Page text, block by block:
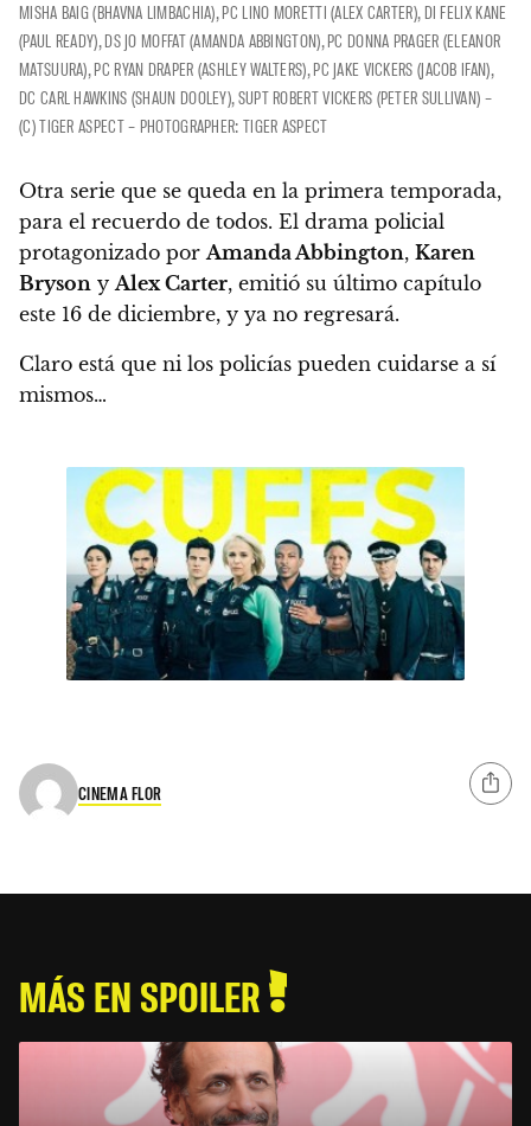
MISHA BAIG (BHAVNA LIMBACHIA), PC LINO MORETTI (ALEX CARTER), DI FELIX KANE
(PAUL READY), DS JO MOFFAT (AMANDA ABBINGTON), PC DONNA PRAGER (ELEANOR
MATSUURA), PC RYAN DRAPER (ASHLEY WALTERS), PC JAKE VICKERS (JACOB IFAN),
DC CARL HAWKINS (SHAUN DOOLEY), SUPT ROBERT VICKERS (PETER SULLIVAN) –
(C) TIGER ASPECT – PHOTOGRAPHER: TIGER ASPECT
Otra serie que se queda en la primera temporada,
para el recuerdo de todos. El drama policial
protagonizado porAmanda Abbington, Karen
Bryson yAlex Carter, emitió su último capítulo
este 16 de diciembre, y ya no regresará.
Claro está que ni los policías pueden cuidarse a sí
mismos…
CINEMA FLOR
MÁS EN SPOILER